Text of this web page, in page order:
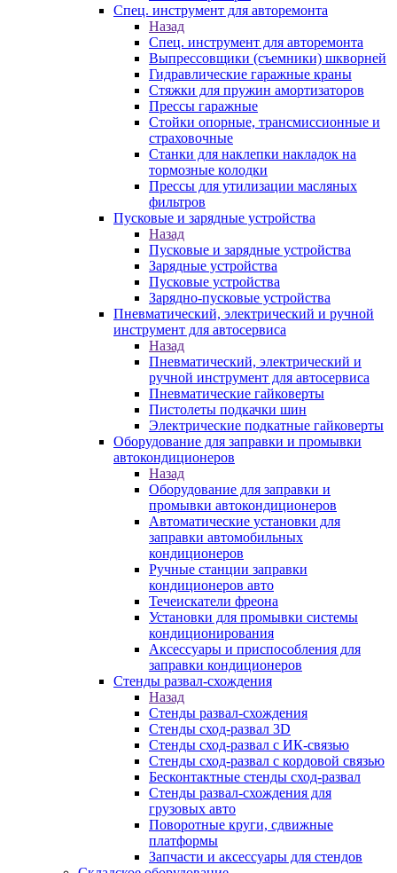
Спец. инструмент для авторемонта
Назад
Спец. инструмент для авторемонта
Выпрессовщики (съемники) шкворней
Гидравлические гаражные краны
Стяжки для пружин амортизаторов
Прессы гаражные
Стойки опорные, трансмиссионные и
страховочные
Станки для наклепки накладок на
тормозные колодки
Прессы для утилизации масляных
фильтров
Пусковые и зарядные устройства
Назад
Пусковые и зарядные устройства
Зарядные устройства
Пусковые устройства
Зарядно-пусковые устройства
Пневматический, электрический и ручной
инструмент для автосервиса
Назад
Пневматический, электрический и
ручной инструмент для автосервиса
Пневматические гайковерты
Пистолеты подкачки шин
Электрические подкатные гайковерты
Оборудование для заправки и промывки
автокондиционеров
Назад
Оборудование для заправки и
промывки автокондиционеров
Автоматические установки для
заправки автомобильных
кондиционеров
Ручные станции заправки
кондиционеров авто
Течеискатели фреона
Установки для промывки системы
кондиционирования
Аксессуары и приспособления для
заправки кондиционеров
Стенды развал-схождения
Назад
Стенды развал-схождения
Стенды сход-развал 3D
Стенды сход-развал с ИК-связью
Стенды сход-развал с кордовой связью
Бесконтактные стенды сход-развал
Стенды развал-схождения для
грузовых авто
Поворотные круги, сдвижные
платформы
Запчасти и аксессуары для стендов